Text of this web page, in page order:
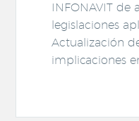
INFONAVIT de
legislaciones
Actualización
implicaciones